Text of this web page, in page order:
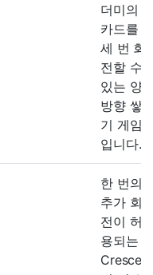
더미의
카드를
세 번 회
전할 수
있는 양
방향 쌓
기 게임
입니다.
한 번의
추가 회
전이 허
용되는
Crescent